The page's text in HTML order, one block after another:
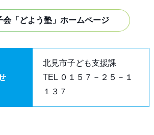
会「どよう塾」ホームページ
北見市子ども支援課
TEL ０１５７－２５－１
１３７